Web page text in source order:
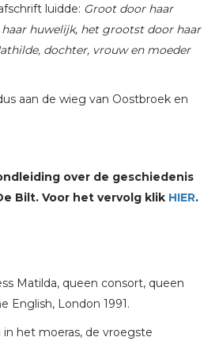
luidde: Groot door haar
huwelijk, het grootst door haar
dochter, vrouw en moeder
aan de wieg van Oostbroek en
over de geschiedenis
Bilt. Voor het vervolg klik HIER.
Matilda, queen consort, queen
English, London 1991.
in het moeras, de vroegste